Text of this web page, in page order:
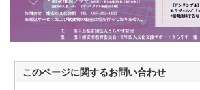
このページに関するお問い合わせ